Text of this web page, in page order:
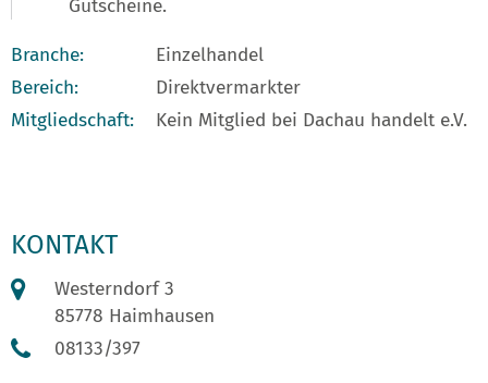
Gutscheine.
Branche:
Einzelhandel
Bereich:
Direktvermarkter
Mitgliedschaft:
Kein Mitglied bei Dachau handelt e.V.
KONTAKT
Westerndorf 3
85778 Haimhausen
08133/397